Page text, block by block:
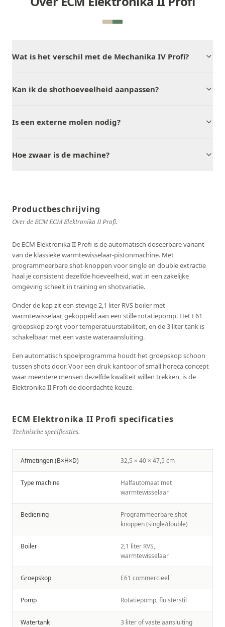
Wat is het verschil met de Mechanika IV Profi?
Kan ik de shothoeveelheid aanpassen?
Is een externe molen nodig?
Hoe zwaar is de machine?
Productbeschrijving
Over de ECM ECM Elektronika II Profi.
De ECM Elektronika II Profi is de automatisch doseerbare variant
van de klassieke warmtewisselaar-pistonmachine. Met
programmeerbare shot-knoppen voor single en double extractie
haal je consistent dezelfde hoeveelheid, wat in een zakelijke
omgeving scheelt in training en shotvariatie.
Onder de kap zit een stevige 2,1 liter RVS boiler met
warmtewisselaar, gekoppeld aan een stille rotatiepomp. Het E61
groepskop zorgt voor temperatuurstabiliteit, en de 3 liter tank is
schakelbaar met een vaste wateraansluiting.
Een automatisch spoelprogramma houdt het groepskop schoon
tussen shots door. Voor een druk kantoor of small horeca concept
waar meerdere mensen dezelfde kwaliteit willen trekken, is de
Elektronika II Profi de doordachte keuze.
ECM Elektronika II Profi specificaties
Technische specificaties.
Afmetingen (B×H×D) 32,5 × 40 × 47,5 cm
Type machine
Halfautomaat met
warmtewisselaar
Bediening
Programmeerbare shot-
knoppen (single/double)
Boiler
2,1 liter RVS,
warmtewisselaar
Groepskop E61 commercieel
Pomp Rotatiepomp, fluisterstil
Watertank 3 liter of vaste aansluiting